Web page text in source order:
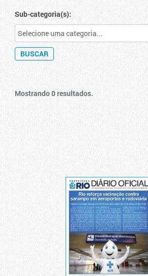
Sub-categoria(s):
Mostrando 0 resultados.